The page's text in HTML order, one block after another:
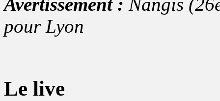
pour Lyon
Le live